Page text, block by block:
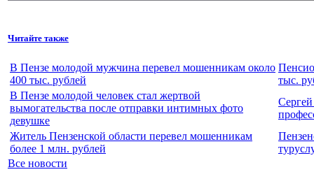
Читайте также
В Пензе молодой мужчина перевел мошенникам около
400 тыс. рублей
тыс.
В Пензе молодой человек стал жертвой
вымогательства после отправки интимных фото
девушке
Житель Пензенской области перевел мошенникам
более 1 млн. рублей
Все новости